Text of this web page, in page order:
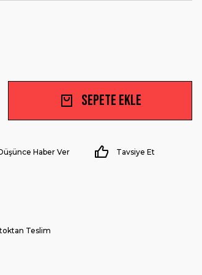
Sepete Ekle
Haber Ver Tavsiye Et
Teslim